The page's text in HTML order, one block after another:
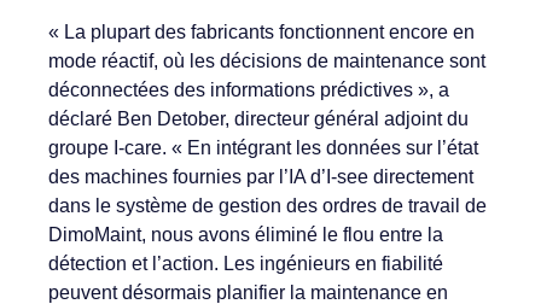
« La plupart des fabricants fonctionnent encore en
mode réactif, où les décisions de maintenance sont
déconnectées des informations prédictives », a
déclaré Ben Detober, directeur général adjoint du
groupe I-care. « En intégrant les données sur l’état
des machines fournies par l’IA d’I-see directement
dans le système de gestion des ordres de travail de
DimoMaint, nous avons éliminé le flou entre la
détection et l’action. Les ingénieurs en fiabilité
peuvent désormais planifier la maintenance en